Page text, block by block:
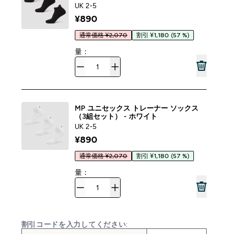
UK 2-5
¥890‎
通常価格 ¥2,070 割引 ¥1,180 (57 %)
量：
MP ユニセックス トレーナー ソックス
（3組セット） - ホワイト
UK 2-5
¥890‎
通常価格 ¥2,070 割引 ¥1,180 (57 %)
量：
割引コードを入力してください: